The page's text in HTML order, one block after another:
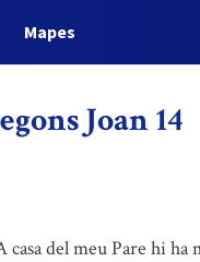
Mapes
Joan 14
casa del meu Pare hi ha